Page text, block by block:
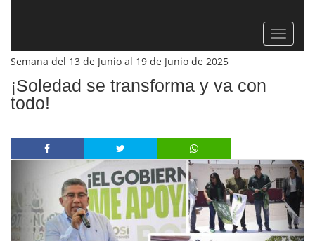
Toggle
Semana del 13 de Junio al 19 de Junio de 2025
¡Soledad se transforma y va con
todo!